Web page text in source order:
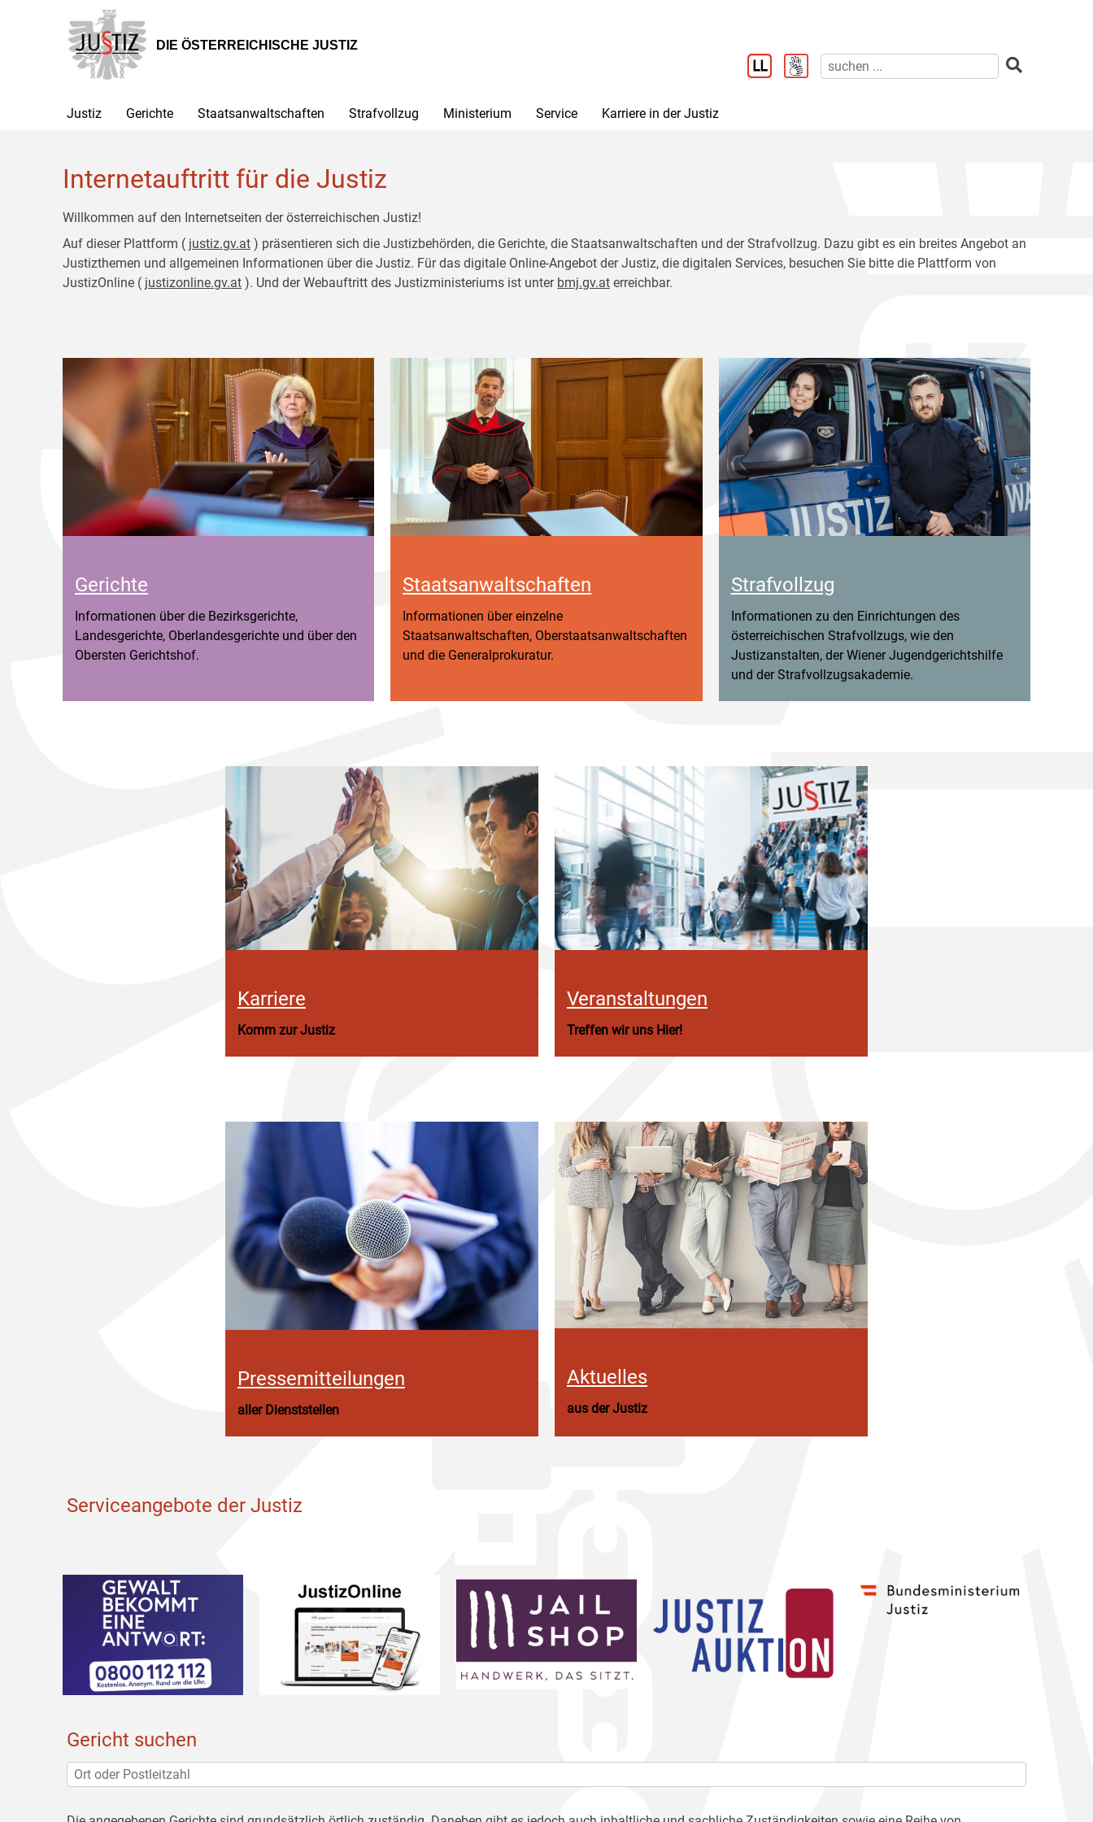
Hauptnavigation
[1]
Inhalt
[2]
DIE ÖSTERREICHISCHE JUSTIZ
Justiz Gerichte Staatsanwaltschaften Strafvollzug Ministerium Service Karriere in der Justiz
Internetauftritt für die Justiz
Willkommen auf den Internetseiten der österreichischen Justiz!
Auf dieser Plattform ( justiz.gv.at ) präsentieren sich die Justizbehörden, die Gerichte, die Staatsanwaltschaften und der Strafvollzug. Dazu gibt es ein breites Angebot an
Justizthemen und allgemeinen Informationen über die Justiz. Für das digitale Online-Angebot der Justiz, die digitalen Services, besuchen Sie bitte die Plattform von
JustizOnline ( justizonline.gv.at ). Und der Webauftritt des Justizministeriums ist unter bmj.gv.at erreichbar.
Gerichte
Informationen über die Bezirksgerichte,
Landesgerichte, Oberlandesgerichte und über den
Obersten Gerichtshof.
Staatsanwaltschaften
Informationen über einzelne
Staatsanwaltschaften, Oberstaatsanwaltschaften
und die Generalprokuratur.
Strafvollzug
Informationen zu den Einrichtungen des
österreichischen Strafvollzugs, wie den
Justizanstalten, der Wiener Jugendgerichtshilfe
und der Strafvollzugsakademie.
Karriere
Komm zur Justiz
Veranstaltungen
Treffen wir uns Hier!
Pressemitteilungen
aller Dienststellen
Aktuelles
aus der Justiz
Serviceangebote der Justiz
Gericht suchen